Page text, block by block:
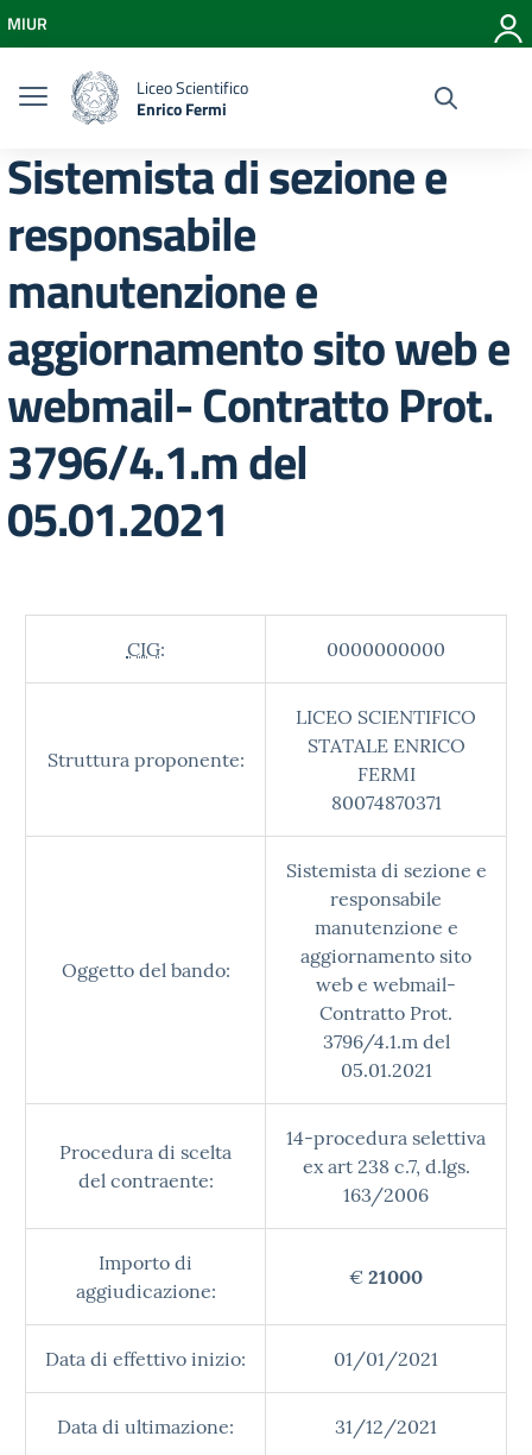
Vai al menu di navigazione
Vai al footer
MIUR
Liceo Scientifico
Enrico Fermi
Sistemista di sezione e
responsabile
manutenzione e
aggiornamento sito web e
webmail- Contratto Prot.
3796/4.1.m del
05.01.2021
CIG: 0000000000
Struttura proponente:
LICEO SCIENTIFICO
STATALE ENRICO
FERMI
80074870371
Oggetto del bando:
Sistemista di sezione e
responsabile
manutenzione e
aggiornamento sito
web e webmail-
Contratto Prot.
3796/4.1.m del
05.01.2021
Procedura di scelta
del contraente:
14-procedura selettiva
ex art 238 c.7, d.lgs.
163/2006
Importo di
aggiudicazione:
€ 21000
Data di effettivo inizio: 01/01/2021
Data di ultimazione: 31/12/2021